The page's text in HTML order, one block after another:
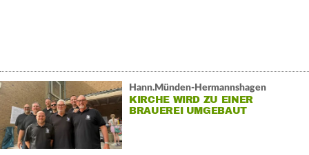
Hann.Münden-Hermannshagen
KIRCHE WIRD ZU EINER
BRAUEREI UMGEBAUT